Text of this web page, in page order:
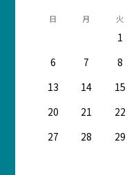
日 月 火
1
6
7 8
13
14 15
20
21 22
27
28 29